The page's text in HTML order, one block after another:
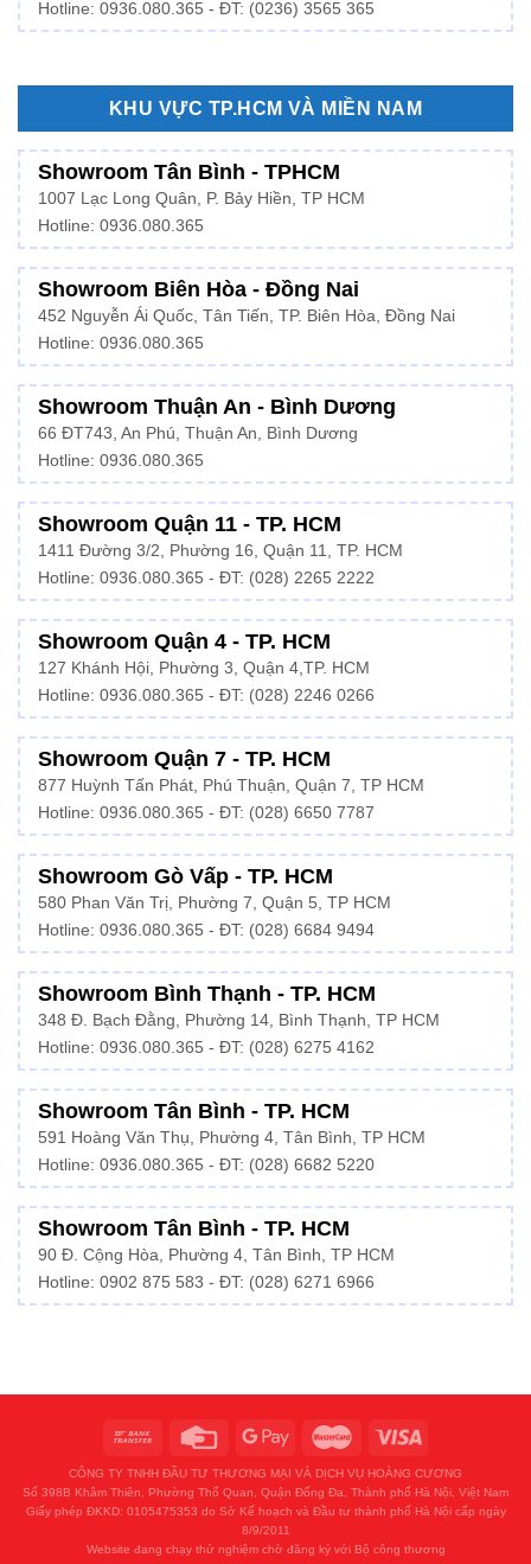
Hotline: 0936.080.365 - ĐT: (0236) 3565 365
KHU VỰC TP.HCM VÀ MIỀN NAM
Showroom Tân Bình - TPHCM
1007 Lạc Long Quân, P. Bảy Hiền, TP HCM
Hotline: 0936.080.365
Showroom Biên Hòa - Đồng Nai
452 Nguyễn Ái Quốc, Tân Tiến, TP. Biên Hòa, Đồng Nai
Hotline: 0936.080.365
Showroom Thuận An - Bình Dương
66 ĐT743, An Phú, Thuận An, Bình Dương
Hotline: 0936.080.365
Showroom Quận 11 - TP. HCM
1411 Đường 3/2, Phường 16, Quận 11, TP. HCM
Hotline: 0936.080.365 - ĐT: (028) 2265 2222
Showroom Quận 4 - TP. HCM
127 Khánh Hội, Phường 3, Quận 4,TP. HCM
Hotline: 0936.080.365 - ĐT: (028) 2246 0266
Showroom Quận 7 - TP. HCM
877 Huỳnh Tấn Phát, Phú Thuận, Quận 7, TP HCM
Hotline: 0936.080.365 - ĐT: (028) 6650 7787
Showroom Gò Vấp - TP. HCM
580 Phan Văn Trị, Phường 7, Quận 5, TP HCM
Hotline: 0936.080.365 - ĐT: (028) 6684 9494
Showroom Bình Thạnh - TP. HCM
348 Đ. Bạch Đằng, Phường 14, Bình Thạnh, TP HCM
Hotline: 0936.080.365 - ĐT: (028) 6275 4162
Showroom Tân Bình - TP. HCM
591 Hoàng Văn Thụ, Phường 4, Tân Bình, TP HCM
Hotline: 0936.080.365 - ĐT: (028) 6682 5220
Showroom Tân Bình - TP. HCM
90 Đ. Cộng Hòa, Phường 4, Tân Bình, TP HCM
Hotline: 0902 875 583 - ĐT: (028) 6271 6966
CÔNG TY TNHH ĐẦU TƯ THƯƠNG MẠI VÀ DỊCH VỤ HOÀNG CƯƠNG
Số 398B Khâm Thiên, Phường Thổ Quan, Quận Đống Đa, Thành phố Hà Nội, Việt Nam
Giấy phép ĐKKD: 0105475353 do Sở Kế hoạch và Đầu tư thành phố Hà Nội cấp ngày
8/9/2011
Website đang chạy thử nghiệm chờ đăng ký với Bộ công thương